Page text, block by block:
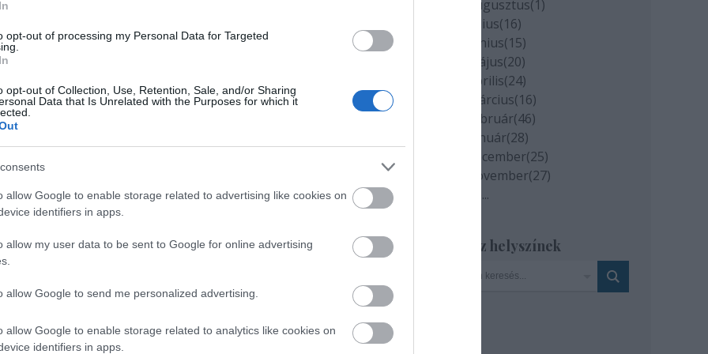
opt-out of processing my Personal Data for Targeted
opt-out of Collection, Use, Retention, Sale, and/or Sharing
Data that Is Unrelated with the Purposes for which it
allow Google to enable storage related to advertising like cookies on
identifiers in apps.
allow my user data to be sent to Google for online advertising
allow Google to send me personalized advertising.
allow Google to enable storage related to analytics like cookies on
identifiers in apps.
Örömgyilkos
két táncossal, egy színésszel -
2005. április 1. 20 óra
Körösy József u. 17.)
Helga, Gold Bea, Nagy Andrea
Gold Bea, Nagy Andrea
2020 augusztus(1)
2020 július(16)
2020 június(15)
2020 május(20)
2020 április(24)
2020 március(16)
2020 február(46)
2020 január(28)
2019 december(25)
2019 november(27)
...
Szinház helyszínek